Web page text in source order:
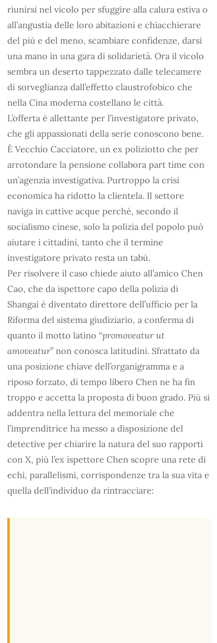
riunirsi nel vicolo per sfuggire alla calura estiva o
all’angustia delle loro abitazioni e chiacchierare
del più e del meno, scambiare confidenze, darsi
una mano in una gara di solidarietà. Ora il vicolo
sembra un deserto tappezzato dalle telecamere
di sorveglianza dall’effetto claustrofobico che
nella Cina moderna costellano le città.
L’offerta è allettante per l’investigatore privato,
che gli appassionati della serie conoscono bene.
È Vecchio Cacciatore, un ex poliziotto che per
arrotondare la pensione collabora part time con
un’agenzia investigativa. Purtroppo la crisi
economica ha ridotto la clientela. Il settore
naviga in cattive acque perché, secondo il
socialismo cinese, solo la polizia del popolo può
aiutare i cittadini, tanto che il termine
investigatore privato resta un tabù.
Per risolvere il caso chiede aiuto all’amico Chen
Cao, che da ispettore capo della polizia di
Shangai è diventato direttore dell’ufficio per la
Riforma del sistema giudiziario, a conferma di
quanto il motto latino “promoveatur ut
amoveatur” non conosca latitudini. Sfrattato da
una posizione chiave dell’organigramma e a
riposo forzato, di tempo libero Chen ne ha fin
troppo e accetta la proposta di buon grado. Più si
addentra nella lettura del memoriale che
l’imprenditrice ha messo a disposizione del
detective per chiarire la natura del suo rapporti
con X, più l’ex ispettore Chen scopre una rete di
echi, parallelismi, corrispondenze tra la sua vita e
quella dell’individuo da rintracciare: